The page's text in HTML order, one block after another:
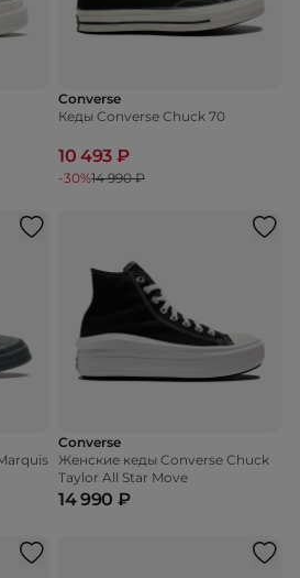
Converse
Кеды Converse Chuck 70
10 493 ₽
-30%14 990 ₽
Converse
Женские кеды Converse Chuck
Taylor All Star Move
14 990 ₽